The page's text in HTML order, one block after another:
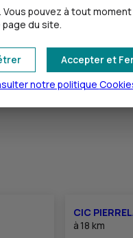
CIC
à 18 km
pouvez à tout
du site.
Accepter et
notre politique